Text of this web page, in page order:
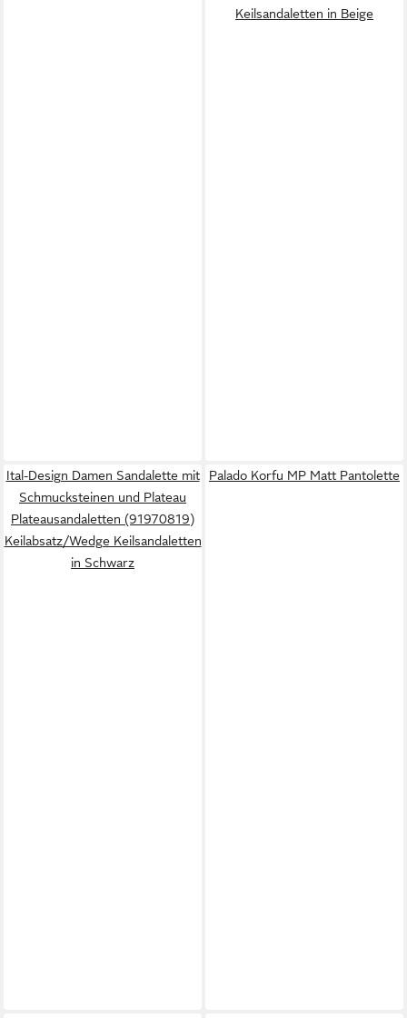
Keilsandaletten in Beige
Ital-Design Damen Sandalette mit
Schmucksteinen und Plateau
Plateausandaletten (91970819)
Keilabsatz/Wedge Keilsandaletten
in Schwarz
Palado Korfu MP Matt Pantolette